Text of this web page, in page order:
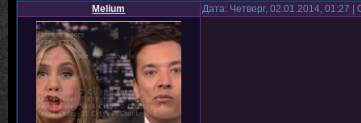
Melium Дата: Четверг, 02.01.2014, 01:27